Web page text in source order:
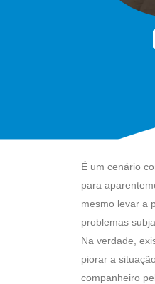
É um cenário
para
mesmo levar a
problemas
Na verdade,
piorar a
companheiro